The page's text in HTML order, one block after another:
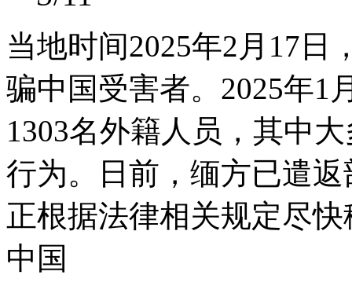
当地时间2025年2月17日
骗中国受害者。2025年1
1303名外籍人员，其中
行为。日前，缅方已遣
正根据法律相关规定尽
中国